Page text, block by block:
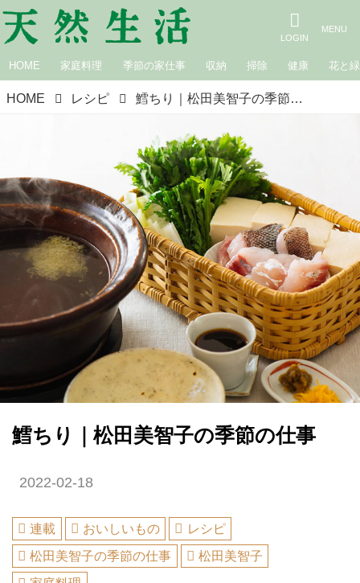
HOME 家庭料理 季節の家仕事 収納 掃除 健康 花と緑
HOME レシピ 鱈ちり｜松田美智子の季節の仕事
鱈ちり｜松田美智子の季節の仕事
2022-02-18
連載 おいしいもの
レシピ
松田美智子の季節の仕事
松田美智子